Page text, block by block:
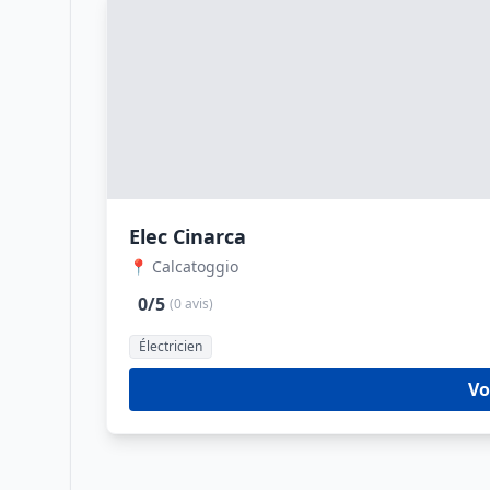
Elec Cinarca
📍 Calcatoggio
0/5 (0 avis)
Électricien